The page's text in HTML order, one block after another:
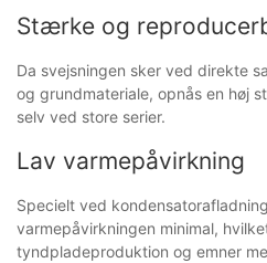
Stærke og
Da svejsningen sker ved direkte
og grundmateriale, opnås en høj
selv ved store serier.
Lav varmepåvirkning
Specielt ved
varmepåvirkningen minimal,
tyndpladeproduktion og emner